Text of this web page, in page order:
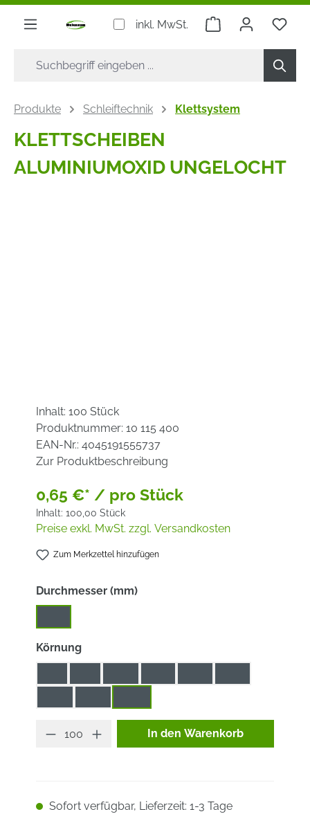
springen
inkl. MwSt. Warenkorb
Produkte Schleiftechnik Klettsystem
KLETTSCHEIBEN
ALUMINIUMOXID UNGELOCHT
Inhalt: 100 Stück
Produktnummer: 10 115 400
EAN-Nr.: 4045191555737
Zur Produktbeschreibung
0,65 €* / pro Stück
Inhalt: 100,00 Stück
Preise exkl. MwSt. zzgl. Versandkosten
Zum Merkzettel hinzufügen
Durchmesser (mm)auswählen
Körnungauswählen
Produkt Anzahl: Gib den
In den Warenkorb
Sofort verfügbar, Lieferzeit: 1-3 Tage